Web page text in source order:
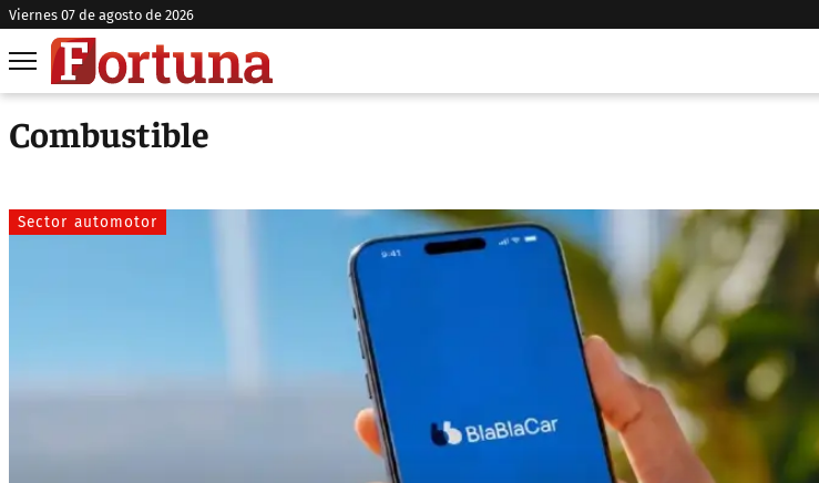
viernes 07 de agosto de 2026
Combustible
Sector automotor